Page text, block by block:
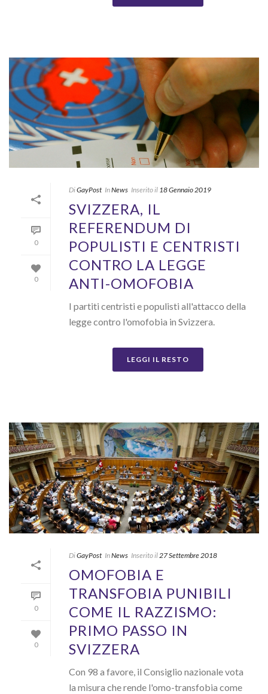
0
0
DiGayPost InNews Inserito il 18 Gennaio 2019
SVIZZERA, IL
REFERENDUM DI
POPULISTI E CENTRISTI
CONTRO LA LEGGE
ANTI-OMOFOBIA
I partiti centristi e populisti all'attacco della
legge contro l'omofobia in Svizzera.
LEGGI IL RESTO
0
0
DiGayPost InNews Inserito il27 Settembre 2018
OMOFOBIA E
TRANSFOBIA PUNIBILI
COME IL RAZZISMO:
PRIMO PASSO IN
SVIZZERA
Con 98 a favore, il Consiglio nazionale vota
la misura che rende l'omo-transfobia come